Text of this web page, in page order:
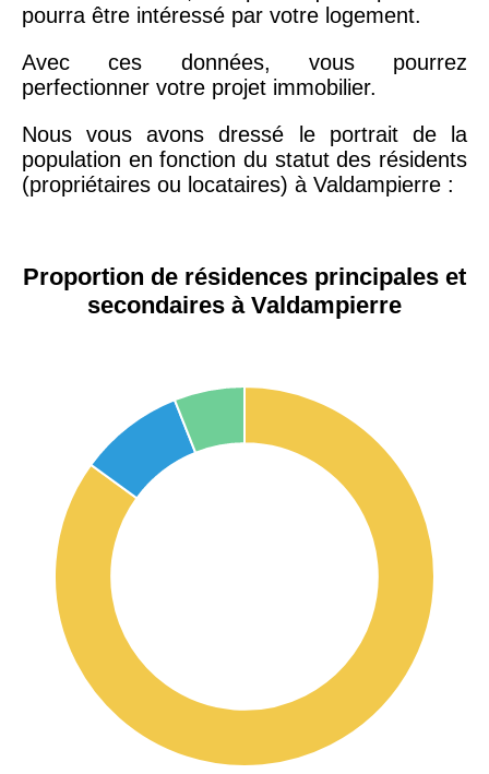
pourra être intéressé par votre logement.
Avec ces données, vous pourrez
perfectionner votre projet immobilier.
Nous vous avons dressé le portrait de la
population en fonction du statut des résidents
(propriétaires ou locataires) à Valdampierre :
Proportion de résidences principales et
secondaires à Valdampierre